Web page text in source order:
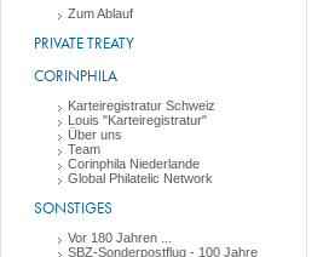
Zum Ablauf
PRIVATE TREATY
CORINPHILA
Karteiregistratur Schweiz
Louis "Karteiregistratur"
Über uns
Team
Corinphila Niederlande
Global Philatelic Network
SONSTIGES
Vor 180 Jahren ...
SBZ-Sonderpostflug - 100 Jahre